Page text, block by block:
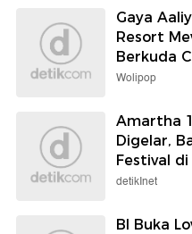
Gaya
Resort
Berkuda
Wolipop
Amartha
Digelar,
Festival di
detikInet
BI Buka